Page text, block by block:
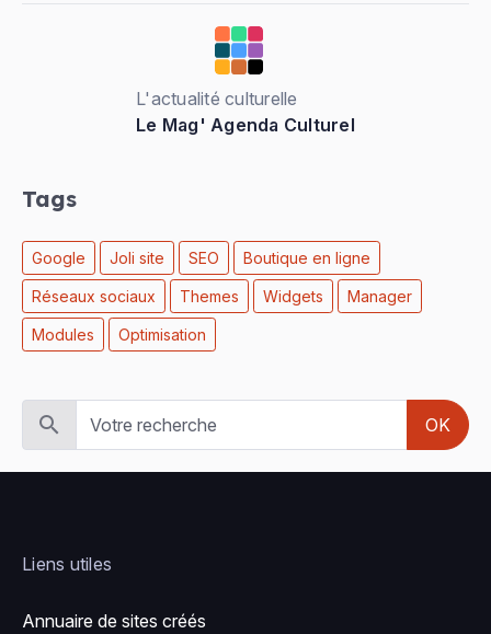
L'actualité culturelle
Le Mag' Agenda Culturel
Tags
Google Joli site SEO Boutique en ligne
Réseaux sociaux Themes Widgets Manager
Modules Optimisation
OK
Liens utiles
Annuaire de sites créés